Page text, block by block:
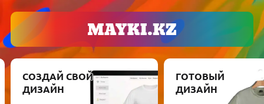
СОЗДАЙ СВОЙ
ДИЗАЙН
ГОТОВЫЙ
ДИЗАЙН